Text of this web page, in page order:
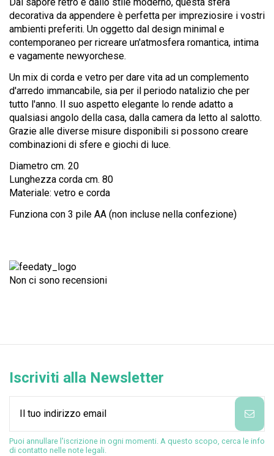
decorativa da appendere è perfetta per impreziosire i vostri
ambienti preferiti. Un oggetto dal design minimal e
contemporaneo per ricreare un'atmosfera romantica, intima
e vagamente newyorchese.
Un mix di corda e vetro per dare vita ad un complemento
d'arredo immancabile, sia per il periodo natalizio che per
tutto l'anno. Il suo aspetto elegante lo rende adatto a
qualsiasi angolo della casa, dalla camera da letto al salotto.
Grazie alle diverse misure disponibili si possono creare
combinazioni di sfere e giochi di luce.
Diametro cm. 20
Lunghezza corda cm. 80
Materiale: vetro e corda
Funziona con 3 pile AA (non incluse nella confezione)
Non ci sono recensioni
Iscriviti alla Newsletter
Puoi annullare l'iscrizione in ogni momenti. A questo scopo, cerca le info
di contatto nelle note legali.